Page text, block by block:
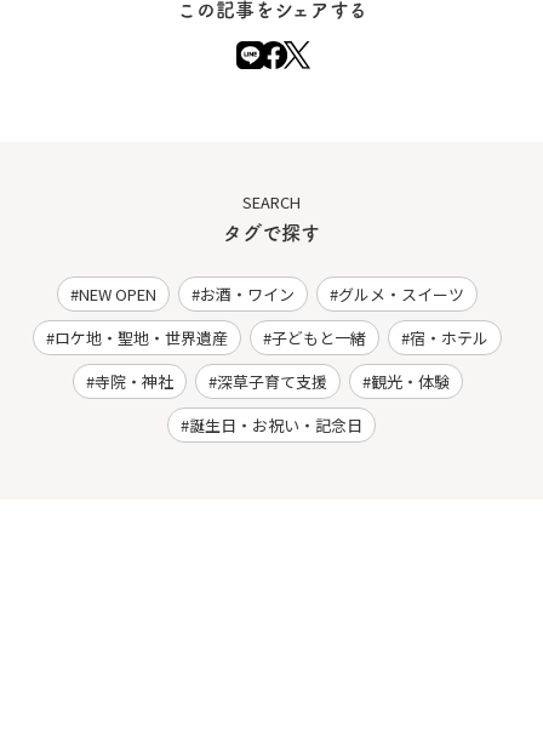
この記事をシェアする
SEARCH
タグで探す
NEW OPEN お酒・ワイン
グルメ・スイーツ
ロケ地・聖地・世界遺産
子どもと一緒
宿・ホテル
寺院・神社
深草子育て支援
観光・体験
誕生日・お祝い・記念日